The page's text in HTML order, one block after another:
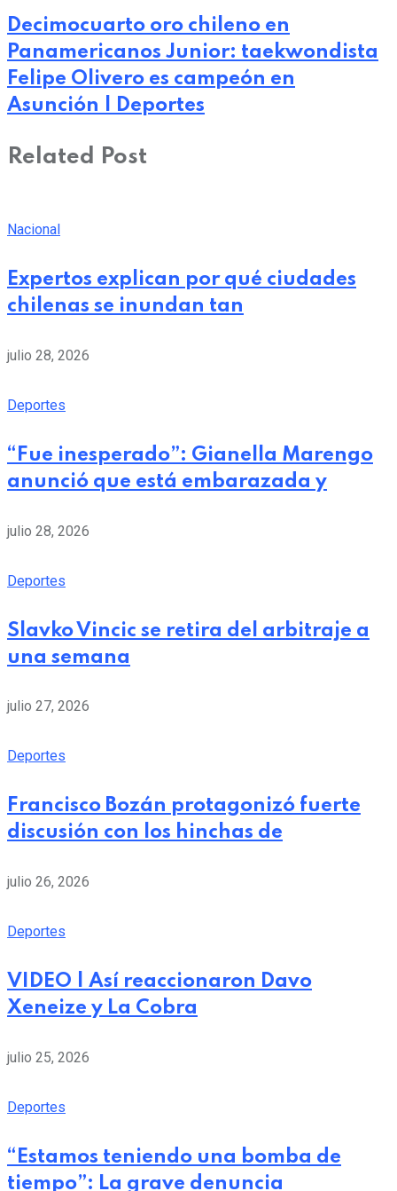
Decimocuarto oro chileno en
Panamericanos Junior: taekwondista
Felipe Olivero es campeón en
Asunción | Deportes
Related Post
Nacional
Expertos explican por qué ciudades
chilenas se inundan tan
julio 28, 2026
Deportes
“Fue inesperado”: Gianella Marengo
anunció que está embarazada y
julio 28, 2026
Deportes
Slavko Vincic se retira del arbitraje a
una semana
julio 27, 2026
Deportes
Francisco Bozán protagonizó fuerte
discusión con los hinchas de
julio 26, 2026
Deportes
VIDEO | Así reaccionaron Davo
Xeneize y La Cobra
julio 25, 2026
Deportes
“Estamos teniendo una bomba de
tiempo”: La grave denuncia